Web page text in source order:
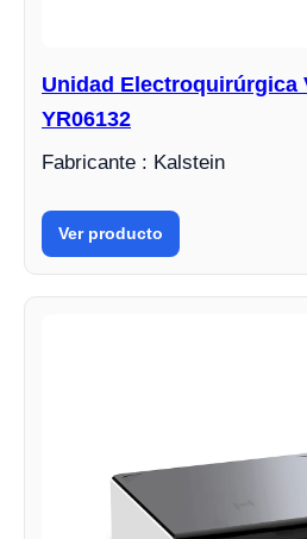
Unidad Electroquirúrgica
YR06132
Fabricante : Kalstein
Ver producto